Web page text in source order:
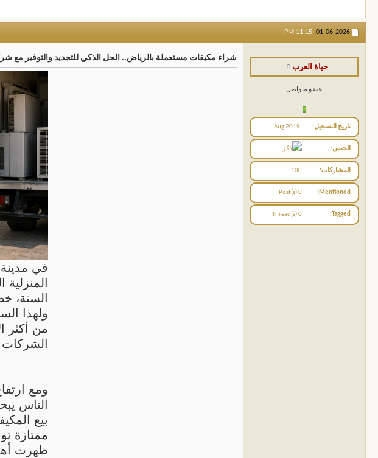
01-06-2026,
11:15 PM
حياة العرب
عضو متواصل
تاريخ التسجيل Aug 2019
الجنس
المشاركات 100
Mentioned
0 Post(s)
Tagged
0 Thread(s)
شراء مكيفات مستعملة بالرياض.. الحل الذكي للتجديد والتوفير مع
في
السنة،
ولهذا
من أكثر
ومع
الناس
بيع
ممتازة
ظهرت